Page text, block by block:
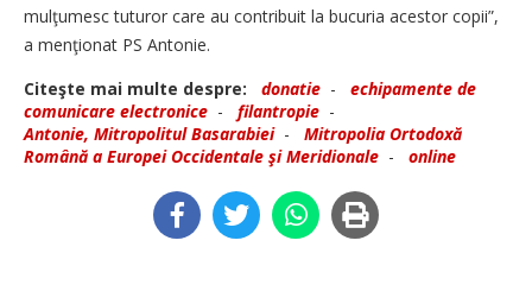
mulţumesc tuturor care au contribuit la bucuria acestor copii”,
a menţionat PS Antonie.
Citeşte mai multe despre:
donatie - echipamente de
comunicare electronice - filantropie -
Antonie, Mitropolitul Basarabiei- Mitropolia Ortodoxă
Română a Europei Occidentale şi Meridionale - online